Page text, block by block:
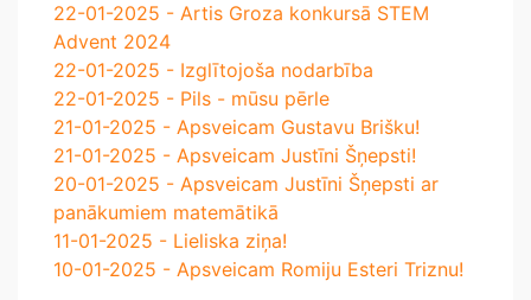
22-01-2025 - Artis Groza konkursā STEM
Advent 2024
22-01-2025 - Izglītojoša nodarbība
22-01-2025 - Pils - mūsu pērle
21-01-2025 - Apsveicam Gustavu Brišku!
21-01-2025 - Apsveicam Justīni Šņepsti!
20-01-2025 - Apsveicam Justīni Šņepsti ar
panākumiem matemātikā
11-01-2025 - Lieliska ziņa!
10-01-2025 - Apsveicam Romiju Esteri Triznu!